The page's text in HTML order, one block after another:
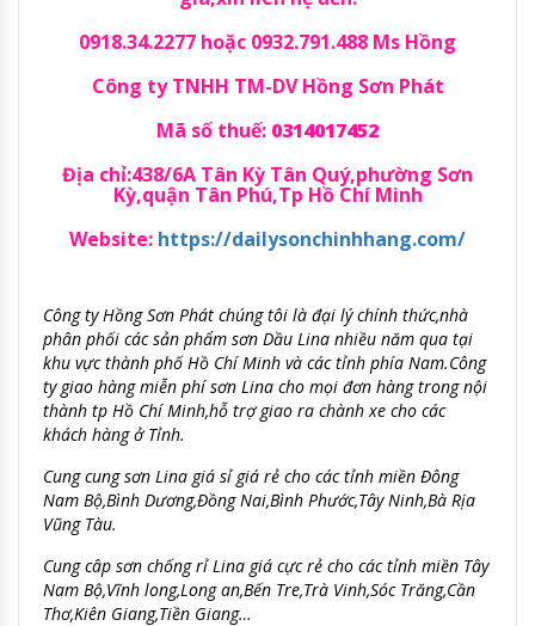
0918.34.2277 hoặc 0932.791.488 Ms Hồng
Công ty TNHH TM-DV Hồng Sơn Phát
Mã số thuế: 0314017452
Địa chỉ:438/6A Tân Kỳ Tân Quý,phường Sơn
Kỳ,quận Tân Phú,Tp Hồ Chí Minh
Website: https://dailysonchinhhang.com/
Công ty Hồng Sơn Phát chúng tôi là đại lý chính thức,nhà
phân phối các sản phẩm sơn Dầu Lina nhiều năm qua tại
khu vực thành phố Hồ Chí Minh và các tỉnh phía Nam.Công
ty giao hàng miễn phí sơn Lina cho mọi đơn hàng trong nội
thành tp Hồ Chí Minh,hỗ trợ giao ra chành xe cho các
khách hàng ở Tỉnh.
Cung cung sơn Lina giá sỉ giá rẻ cho các tỉnh miền Đông
Nam Bộ,Bình Dương,Đồng Nai,Bình Phước,Tây Ninh,Bà Rịa
Vũng Tàu.
Cung câp sơn chống rỉ Lina giá cực rẻ cho các tỉnh miền Tây
Nam Bộ,Vĩnh long,Long an,Bến Tre,Trà Vinh,Sóc Trăng,Cần
Thơ,Kiên Giang,Tiền Giang…